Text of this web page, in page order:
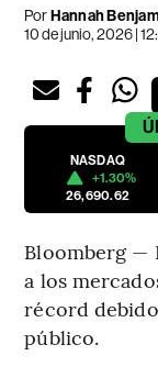
PorHannah
10 de junio, 2026 |
NASDAQ
+1.30%
26,690.62
Bloomberg —
a los
récord
público.